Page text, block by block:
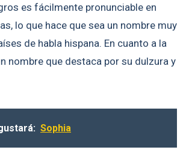
es fácilmente pronunciable en
lo que hace que sea un nombre muy
de habla hispana. En cuanto a la
nombre que destaca por su dulzura y
Sophia